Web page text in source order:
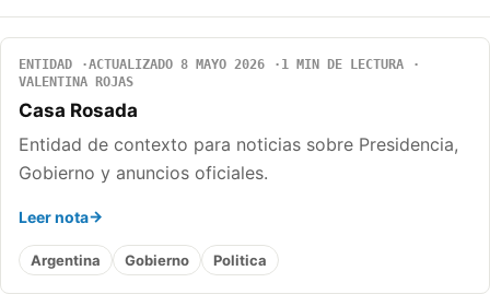
ENTIDAD ACTUALIZADO 8 MAYO 2026
1 MIN DE LECTURA
VALENTINA ROJAS
Casa Rosada
Entidad de contexto para noticias sobre Presidencia,
Gobierno y anuncios oficiales.
Leer nota
Argentina Gobierno Politica